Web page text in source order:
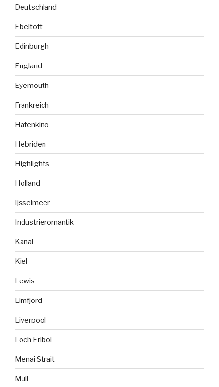
Deutschland
Ebeltoft
Edinburgh
England
Eyemouth
Frankreich
Hafenkino
Hebriden
Highlights
Holland
Ijsselmeer
Industrieromantik
Kanal
Kiel
Lewis
Limfjord
Liverpool
Loch Eribol
Menai Strait
Mull